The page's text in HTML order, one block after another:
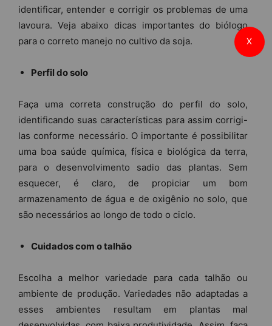
identificar, entender e corrigir os problemas de uma
lavoura. Veja abaixo dicas importantes do biólogo
para o correto manejo no cultivo da soja.
Perfil do solo
Faça uma correta construção do perfil do solo,
identificando suas características para assim corrigi-
las conforme necessário. O importante é possibilitar
uma boa saúde química, física e biológica da terra,
para o desenvolvimento sadio das plantas. Sem
esquecer, é claro, de propiciar um bom
armazenamento de água e de oxigênio no solo, que
são necessários ao longo de todo o ciclo.
Cuidados com o talhão
Escolha a melhor variedade para cada talhão ou
ambiente de produção. Variedades não adaptadas a
esses ambientes resultam em plantas mal
X